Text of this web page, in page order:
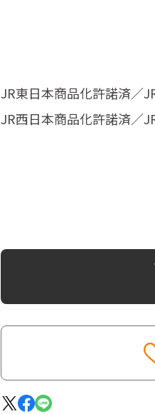
JR東日本商品化許諾済／
JR西日本商品化許諾済／